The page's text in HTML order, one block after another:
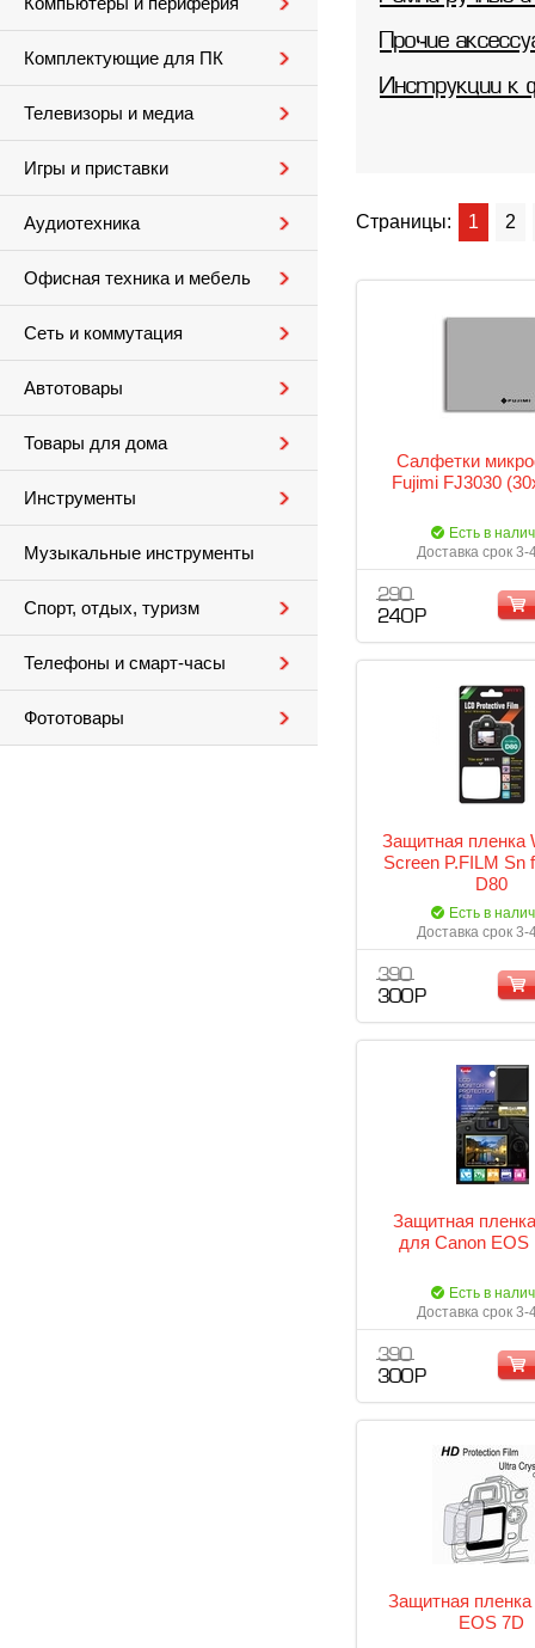
Комплектующие для ПК
Телевизоры и медиа
Игры и приставки
Аудиотехника
Офисная техника и мебель
Сеть и коммутация
Автотовары
Товары для дома
Инструменты
Музыкальные инструменты
Спорт, отдых, туризм
Телефоны и смарт-часы
Фототовары
Прочие
Инструкции к
Страницы: 1 2
Салфетки
Fujimi FJ3030
Есть в
Доставка срок 3-
290
240 Р
Защитная пленка
Screen P.FILM Sn
D80
Есть в
Доставка срок 3-
390
300 Р
Защитная
для Canon EOS
Есть в
Доставка срок 3-
390
300 Р
Защитная
EOS 7D